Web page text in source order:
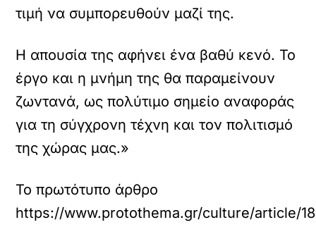
τιμή να συμπορευθούν μαζί της.
Η απουσία της αφήνει ένα βαθύ κενό. Το
έργο και η μνήμη της θα παραμείνουν
ζωντανά, ως πολύτιμο σημείο αναφοράς
για τη σύγχρονη τέχνη και τον πολιτισμό
της χώρας μας.»
Το πρωτότυπο άρθρο
https://www.protothema.gr/culture/article/